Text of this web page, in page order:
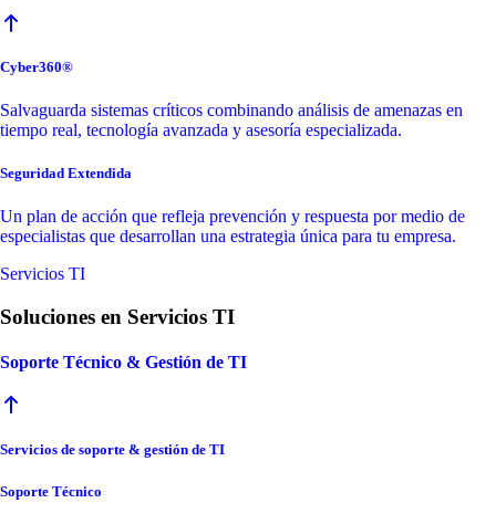
Cyber360®
Salvaguarda sistemas críticos combinando análisis de amenazas en
tiempo real, tecnología avanzada y asesoría especializada.
Seguridad Extendida
Un plan de acción que refleja prevención y respuesta por medio de
especialistas que desarrollan una estrategia única para tu empresa.
Servicios TI
Soluciones en Servicios TI
Soporte Técnico & Gestión de TI
Servicios de soporte & gestión de TI
Soporte Técnico